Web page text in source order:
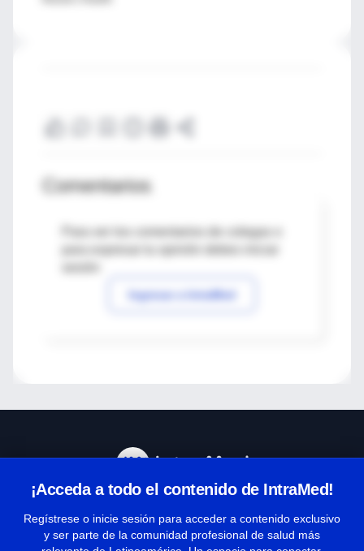
Comentarios
Para ver los comentarios de colegas o
Ingresar a IntraMed
¡Acceda a todo el contenido de IntraMed!
Regístrese o inicie sesión para acceder a contenido exclusivo
y ser parte de la comunidad profesional de salud más